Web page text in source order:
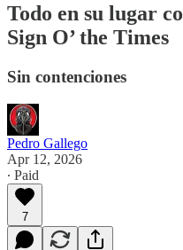
Todo en su lugar
Sign O’ the Times
Sin contenciones
Pedro Gallego
Apr 12, 2026
∙ Paid
7